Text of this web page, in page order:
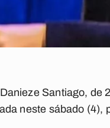
Santiago, de
neste sábado (4),